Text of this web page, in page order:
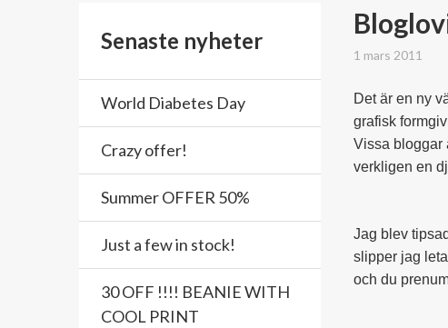
1 mars 2011
Det är en ny
grafisk
Vissa bloggar
verkligen en
Jag blev
slipper jag
och du
Senaste nyheter
World Diabetes Day
Crazy offer!
Summer OFFER 50%
Just a few in stock!
30 OFF !!!! BEANIE WITH
COOL PRINT